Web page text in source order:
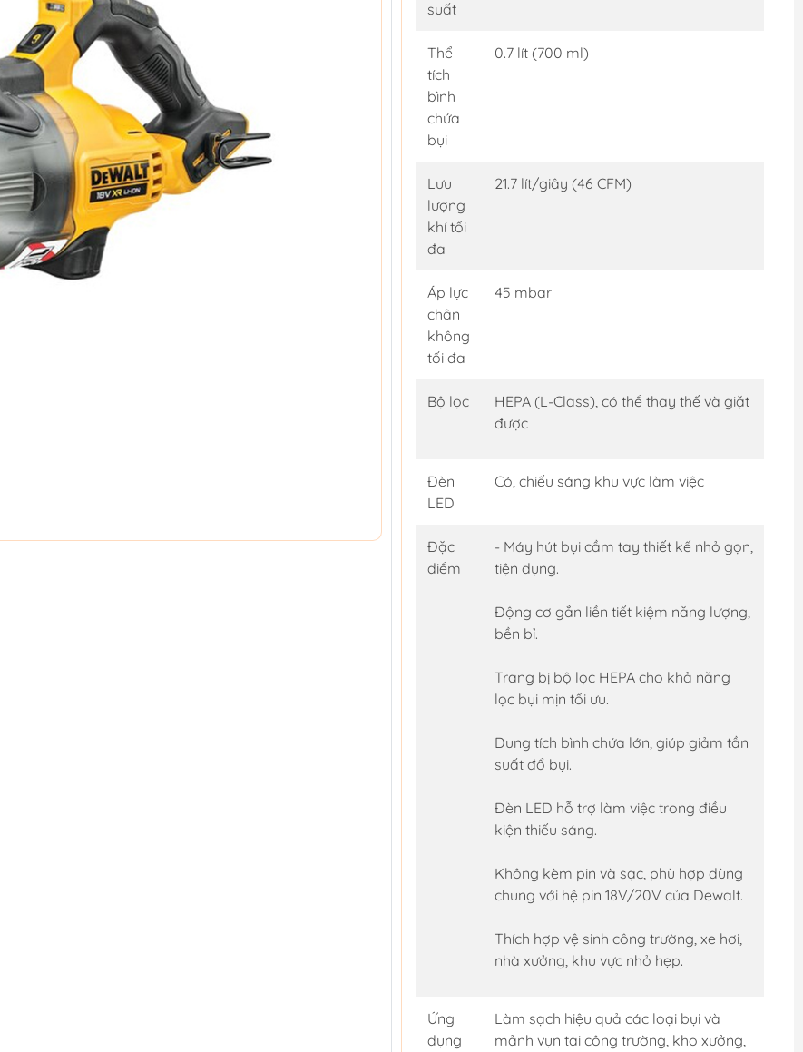
suất
Thể
tích
bình
chứa
bụi
0.7 lít (700 ml)
Lưu
lượng
khí tối
đa
21.7 lít/giây (46 CFM)
Áp lực
chân
không
tối đa
45 mbar
Bộ lọc
HEPA (L-Class), có thể thay thế và giặt
được
Đèn
LED
Có, chiếu sáng khu vực làm việc
Đặc
điểm
- Máy hút bụi cầm tay thiết kế nhỏ gọn,
tiện dụng.
Động cơ gắn liền tiết kiệm năng lượng,
bền bỉ.
Trang bị bộ lọc HEPA cho khả năng
lọc bụi mịn tối ưu.
Dung tích bình chứa lớn, giúp giảm tần
suất đổ bụi.
Đèn LED hỗ trợ làm việc trong điều
kiện thiếu sáng.
Không kèm pin và sạc, phù hợp dùng
chung với hệ pin 18V/20V của Dewalt.
Thích hợp vệ sinh công trường, xe hơi,
nhà xưởng, khu vực nhỏ hẹp.
Ứng
dụng
Làm sạch hiệu quả các loại bụi và
mảnh vụn tại công trường, kho xưởng,